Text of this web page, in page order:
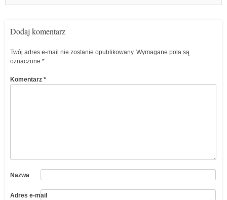
Dodaj komentarz
Twój adres e-mail nie zostanie opublikowany. Wymagane pola są
oznaczone *
Komentarz *
Nazwa
Adres e-mail